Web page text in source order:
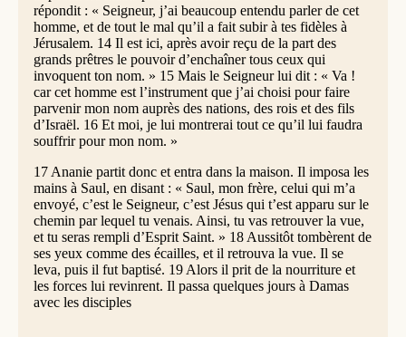
répondit : « Seigneur, j’ai beaucoup entendu parler de cet
homme, et de tout le mal qu’il a fait subir à tes fidèles à
Jérusalem. 14 Il est ici, après avoir reçu de la part des
grands prêtres le pouvoir d’enchaîner tous ceux qui
invoquent ton nom. » 15 Mais le Seigneur lui dit : « Va !
car cet homme est l’instrument que j’ai choisi pour faire
parvenir mon nom auprès des nations, des rois et des fils
d’Israël. 16 Et moi, je lui montrerai tout ce qu’il lui faudra
souffrir pour mon nom. »
17 Ananie partit donc et entra dans la maison. Il imposa les
mains à Saul, en disant : « Saul, mon frère, celui qui m’a
envoyé, c’est le Seigneur, c’est Jésus qui t’est apparu sur le
chemin par lequel tu venais. Ainsi, tu vas retrouver la vue,
et tu seras rempli d’Esprit Saint. » 18 Aussitôt tombèrent de
ses yeux comme des écailles, et il retrouva la vue. Il se
leva, puis il fut baptisé. 19 Alors il prit de la nourriture et
les forces lui revinrent. Il passa quelques jours à Damas
avec les disciples